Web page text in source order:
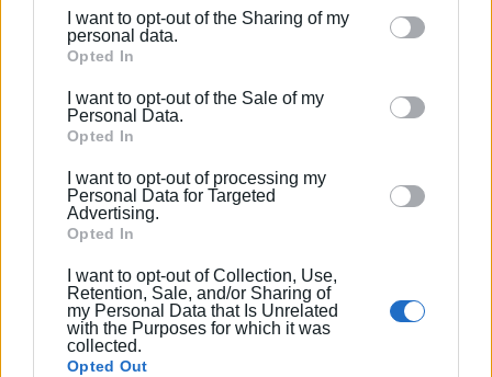
Please note that this website/app uses one or more
Google services and may gather and store information
behaviour. You may click to grant or deny consent to
Google and its third-party tags to use your data for
section.
I want to opt-out of the Sharing of my
personal data.
Opted In
I want to opt-out of the Sale of my
Personal Data.
Opted In
I want to opt-out of processing my
Personal Data for Targeted
Advertising.
Opted In
I want to opt-out of Collection, Use,
Retention, Sale, and/or Sharing of
my Personal Data that Is Unrelated
with the Purposes for which it was
collected.
Opted Out